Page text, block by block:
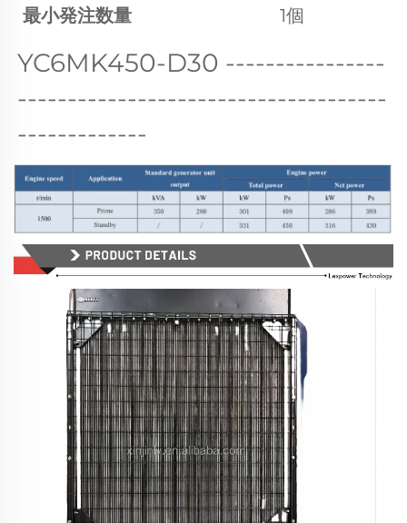
最小発注数量 1個
YC6MK450-D30 ----------------
-------------------------------------
-------------